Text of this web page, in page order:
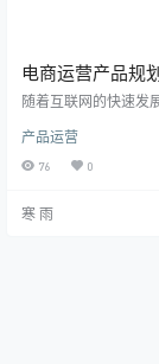
电商运营产品规
随着互联网的快速发
作为电商企业的运营
有效的产品规划是至
发展。 一、市场分析
产品运营
76 0
寒 雨